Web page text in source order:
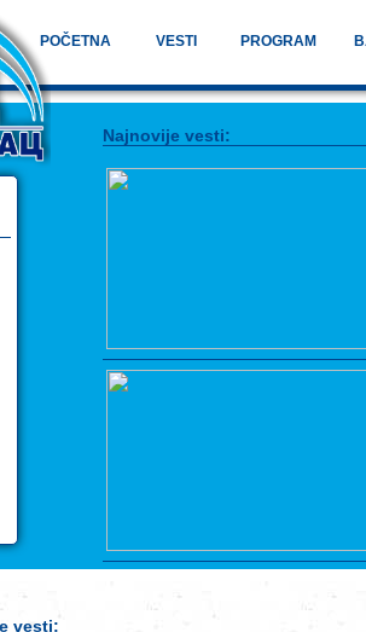
POČETNA VESTI PROGRAM
Najnovije vesti:
vesti: